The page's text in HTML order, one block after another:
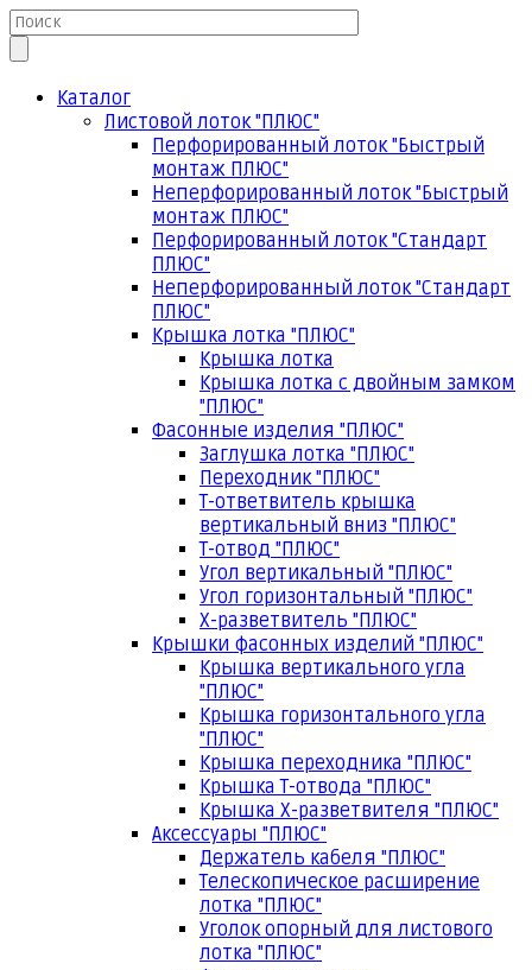
Каталог
Листовой лоток "ПЛЮС"
Перфорированный лоток "Быстрый
монтаж ПЛЮС"
Неперфорированный лоток "Быстрый
монтаж ПЛЮС"
Перфорированный лоток "Стандарт
ПЛЮС"
Неперфорированный лоток "Стандарт
ПЛЮС"
Крышка лотка "ПЛЮС"
Крышка лотка
Крышка лотка с двойным замком
"ПЛЮС"
Фасонные изделия "ПЛЮС"
Заглушка лотка "ПЛЮС"
Переходник "ПЛЮС"
Т-ответвитель крышка
вертикальный вниз "ПЛЮС"
Т-отвод "ПЛЮС"
Угол вертикальный "ПЛЮС"
Угол горизонтальный "ПЛЮС"
Х-разветвитель "ПЛЮС"
Крышки фасонных изделий "ПЛЮС"
Крышка вертикального угла
"ПЛЮС"
Крышка горизонтального угла
"ПЛЮС"
Крышка переходника "ПЛЮС"
Крышка Т-отвода "ПЛЮС"
Крышка Х-разветвителя "ПЛЮС"
Аксессуары "ПЛЮС"
Держатель кабеля "ПЛЮС"
Телескопическое расширение
лотка "ПЛЮС"
Уголок опорный для листового
лотка "ПЛЮС"